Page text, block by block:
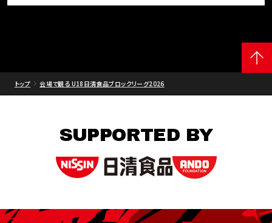
トップ 会場で観る U18日清食品ブロックリーグ2026
SUPPORTED BY